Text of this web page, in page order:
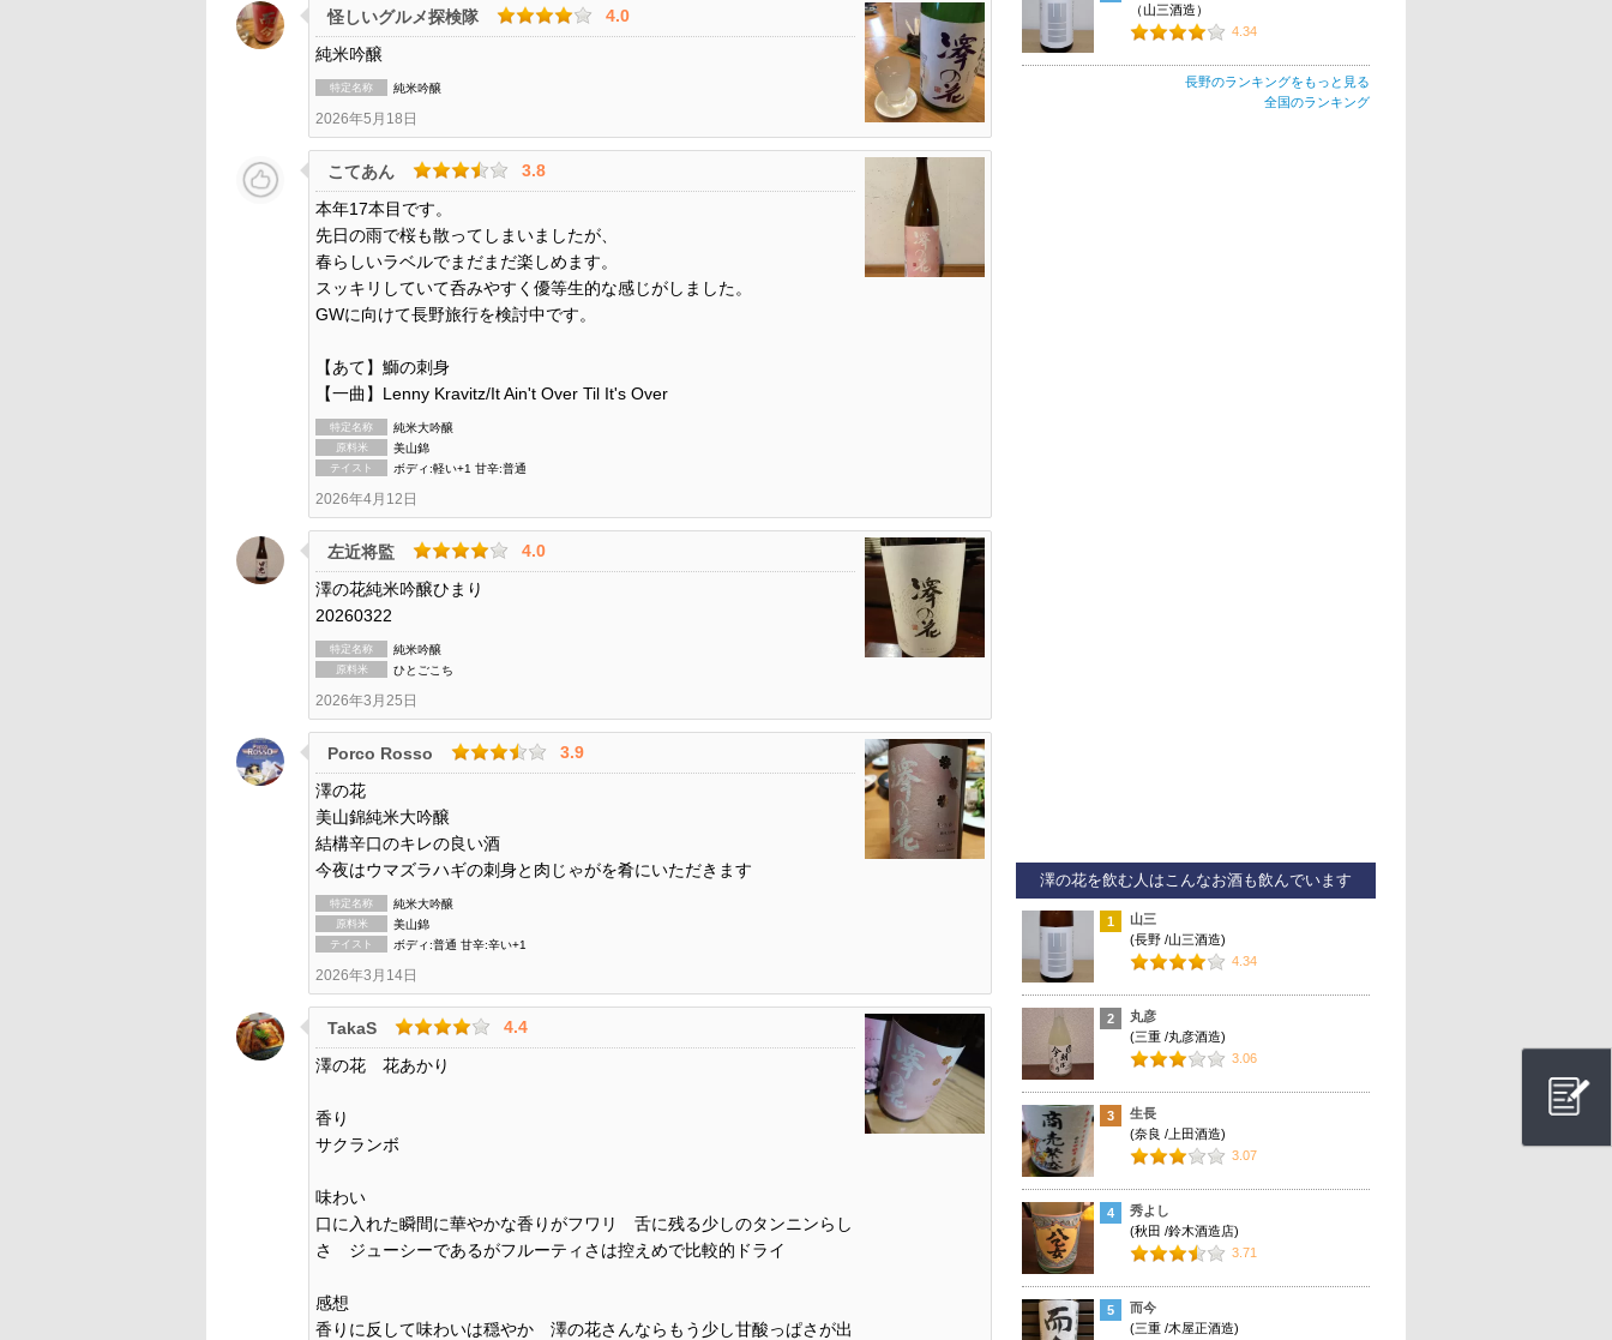
怪しいグルメ探検隊
4.0
純米吟醸
特定名称 純米吟醸
2026年5月18日
こてあん
3.8
本年17本目です。
先日の雨で桜も散ってしまいましたが、
春らしいラベルでまだまだ楽しめます。
スッキリしていて呑みやすく優等生的な感じがしました。
GWに向けて長野旅行を検討中です。
【あて】鰤の刺身
【一曲】Lenny Kravitz/It Ain't Over Til It's Over
特定名称 純米大吟醸
原料米 美山錦
テイスト ボディ:軽い+1 甘辛:普通
2026年4月12日
左近将監
4.0
澤の花純米吟醸ひまり
20260322
特定名称 純米吟醸
原料米 ひとごこち
2026年3月25日
Porco Rosso
3.9
澤の花
美山錦純米大吟醸
結構辛口のキレの良い酒
今夜はウマズラハギの刺身と肉じゃがを肴にいただきます
特定名称 純米大吟醸
原料米 美山錦
テイスト ボディ:普通 甘辛:辛い+1
2026年3月14日
TakaS
4.4
澤の花 花あかり
香り
サクランボ
味わい
口に入れた瞬間に華やかな香りがフワリ 舌に残る少しのタンニンらし
さ ジューシーであるがフルーティさは控えめで比較的ドライ
感想
香りに反して味わいは穏やか 澤の花さんならもう少し甘酸っぱさが出
（山三酒造）
4.34
長野のランキングをもっと見る
全国のランキング
澤の花を飲む人はこんなお酒も飲んでいます
1
山三
(長野 /山三酒造)
4.34
2
丸彦
(三重 /丸彦酒造)
3.06
3
生長
(奈良 /上田酒造)
3.07
4
秀よし
(秋田 /鈴木酒造店)
3.71
5
而今
(三重 /木屋正酒造)